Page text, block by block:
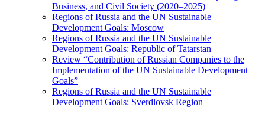
Business, and Civil Society (2020–2025)
Regions of Russia and the UN Sustainable
Development Goals: Moscow
Regions of Russia and the UN Sustainable
Development Goals: Republic of Tatarstan
Review “Contribution of Russian Companies to the
Implementation of the UN Sustainable Development
Goals”
Regions of Russia and the UN Sustainable
Development Goals: Sverdlovsk Region